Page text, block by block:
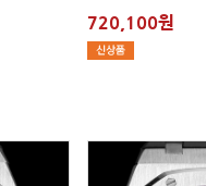
720,100원